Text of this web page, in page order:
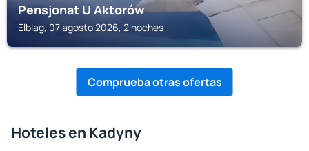
Pensjonat U Aktorów
Elblag, 07 agosto 2026, 2 noches
Comprueba otras ofertas
Hoteles en Kadyny